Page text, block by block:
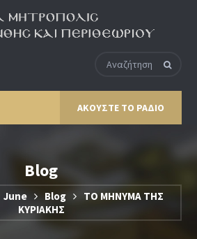
ΑΚΟΥΣΤΕ ΤΟ ΡΑΔΙΟ
Blog
June Blog
ΤΟ ΜΗΝΥΜΑ ΤΗΣ
ΚΥΡΙΑΚΗΣ